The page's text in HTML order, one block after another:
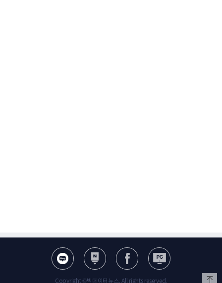
Copyright ©빅데이터뉴스. All rights reserved.